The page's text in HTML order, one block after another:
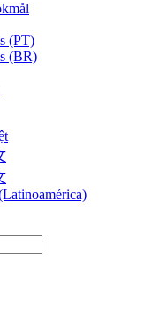
(PT)
(BR)